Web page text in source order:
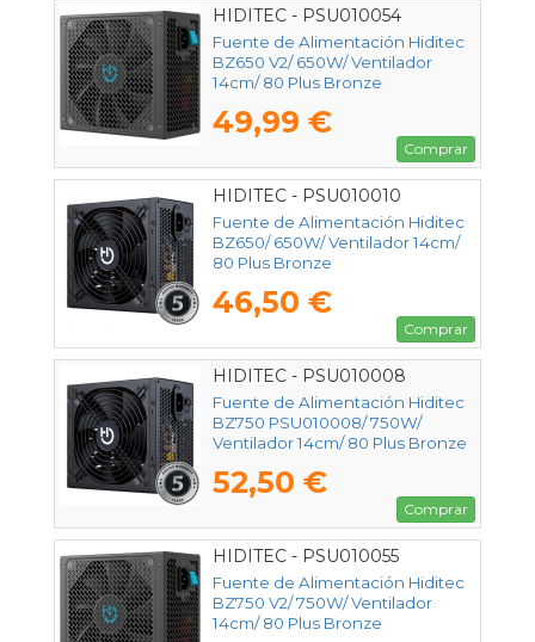
HIDITEC - PSU010054
Fuente de Alimentación Hiditec
BZ650 V2/ 650W/ Ventilador
14cm/ 80 Plus Bronze
49,99 €
Comprar
HIDITEC - PSU010010
Fuente de Alimentación Hiditec
BZ650/ 650W/ Ventilador 14cm/
80 Plus Bronze
46,50 €
Comprar
HIDITEC - PSU010008
Fuente de Alimentación Hiditec
BZ750 PSU010008/ 750W/
Ventilador 14cm/ 80 Plus Bronze
52,50 €
Comprar
HIDITEC - PSU010055
Fuente de Alimentación Hiditec
BZ750 V2/ 750W/ Ventilador
14cm/ 80 Plus Bronze